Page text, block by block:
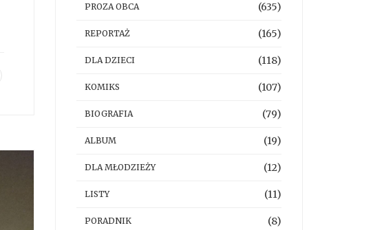
PROZA OBCA (635)
REPORTAŻ (165)
DLA DZIECI (118)
KOMIKS (107)
BIOGRAFIA (79)
ALBUM (19)
DLA MŁODZIEŻY (12)
LISTY (11)
PORADNIK (8)